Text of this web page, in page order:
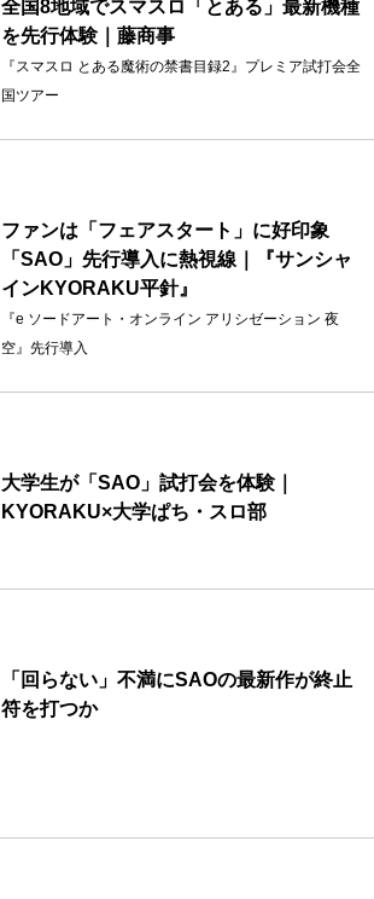
全国8地域でスマスロ「とある」最新機種
を先行体験｜藤商事
『スマスロ とある魔術の禁書目録2』プレミア試打会全
国ツアー
ファンは「フェアスタート」に好印象
「SAO」先行導入に熱視線｜『サンシャ
インKYORAKU平針』
『e ソードアート・オンライン アリシゼーション 夜
空』先行導入
大学生が「SAO」試打会を体験｜
KYORAKU×大学ぱち・スロ部
「回らない」不満にSAOの最新作が終止
符を打つか